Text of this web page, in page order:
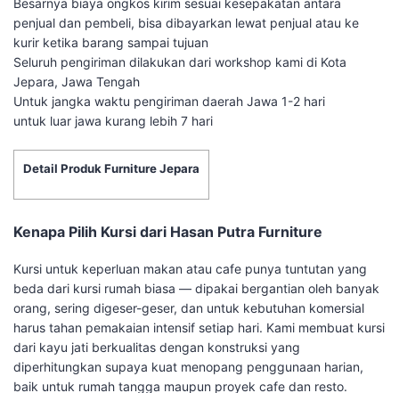
Besarnya biaya ongkos kirim sesuai kesepakatan antara
penjual dan pembeli, bisa dibayarkan lewat penjual atau ke
kurir ketika barang sampai tujuan
Seluruh pengiriman dilakukan dari workshop kami di Kota
Jepara, Jawa Tengah
Untuk jangka waktu pengiriman daerah Jawa 1-2 hari
untuk luar jawa kurang lebih 7 hari
Detail Produk Furniture Jepara
Kenapa Pilih Kursi dari Hasan Putra Furniture
Kursi untuk keperluan makan atau cafe punya tuntutan yang
beda dari kursi rumah biasa — dipakai bergantian oleh banyak
orang, sering digeser-geser, dan untuk kebutuhan komersial
harus tahan pemakaian intensif setiap hari. Kami membuat kursi
dari kayu jati berkualitas dengan konstruksi yang
diperhitungkan supaya kuat menopang penggunaan harian,
baik untuk rumah tangga maupun proyek cafe dan resto.